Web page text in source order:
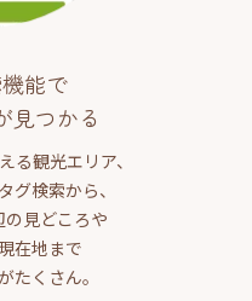
能で
見つかる
る観光エリア、
グ検索から、
見どころや
在地まで
たくさん。